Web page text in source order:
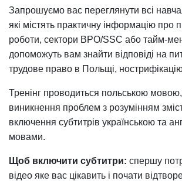
Запрошуємо вас переглянути всі
які містять практичну інформацію про
роботи, сектори BPO/SSC або тайм-
допоможуть вам знайти відповіді на
трудове право в Польщі,
Тренінг проводиться польською мовою,
виникнення проблем з розумінням
включення субтитрів українською та
мовами.
Щоб включити субтитри: спершу
відео яке вас цікавить і почати